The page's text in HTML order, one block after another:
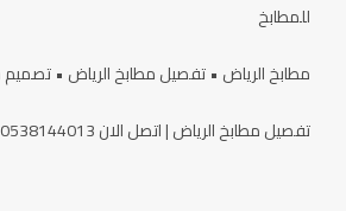
للمطابخ
مطابخ الرياض • تفصيل مطابخ الرياض • تصميم
تفصيل مطابخ الرياض | اتصل الان 0538144013